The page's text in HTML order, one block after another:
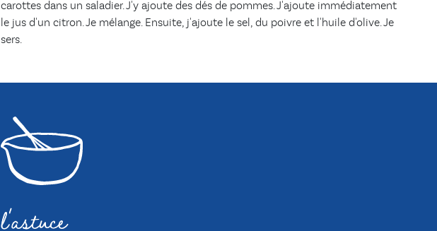
carottes dans un saladier. J'y ajoute des dés de pommes. J'ajoute immédiatement
le jus d'un citron. Je mélange. Ensuite, j'ajoute le sel, du poivre et l'huile d'olive. Je
sers.
l'astuce